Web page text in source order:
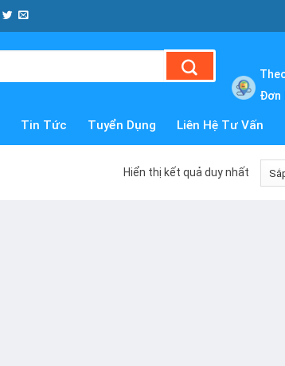
Đơn
Tin Tức Tuyển Dụng Liên Hệ Tư Vấn
Hiển thị kết quả duy nhất